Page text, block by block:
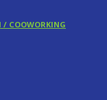
/ COOWORKING